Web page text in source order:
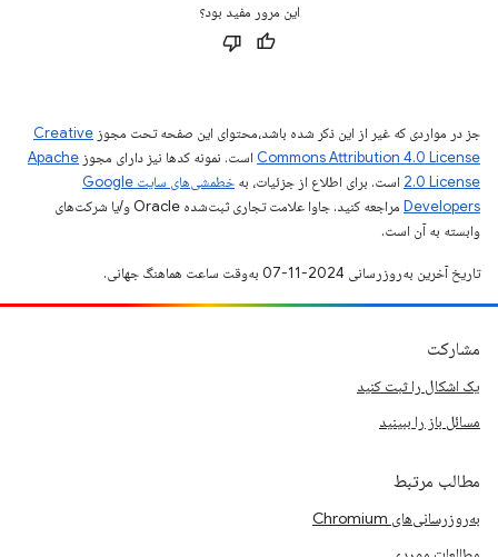
این مرور مفید بود؟
جز در مواردی که غیر از این ذکر شده باشد،‌محتوای این صفحه تحت مجوز Creative
Commons Attribution 4.0 License است. نمونه کدها نیز دارای مجوز Apache
2.0 License است. برای اطلاع از جزئیات، به
خطمشی‌های سایت Google
Developers‏
مراجعه کنید. جاوا علامت تجاری ثبت‌شده Oracle و/یا شرکت‌های
وابسته به آن است.
تاریخ آخرین به‌روزرسانی 2024-11-07 به‌وقت ساعت هماهنگ جهانی.
مشارکت
یک اشکال را ثبت کنید
مسائل باز را ببینید
مطالب مرتبط
به‌روزرسانی‌های Chromium